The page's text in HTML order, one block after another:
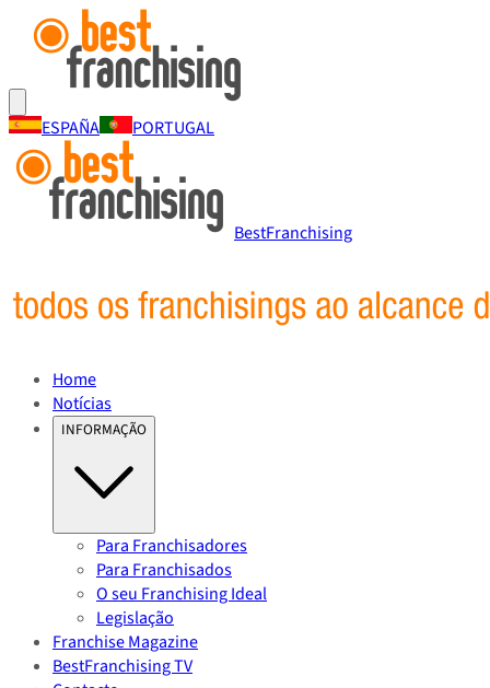
ESPAÑA PORTUGAL
BestFranchising
Home
Notícias
INFORMAÇÃO
Para Franchisadores
Para Franchisados
O seu Franchising Ideal
Legislação
Franchise Magazine
BestFranchising TV